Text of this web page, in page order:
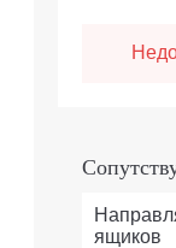
ящиков